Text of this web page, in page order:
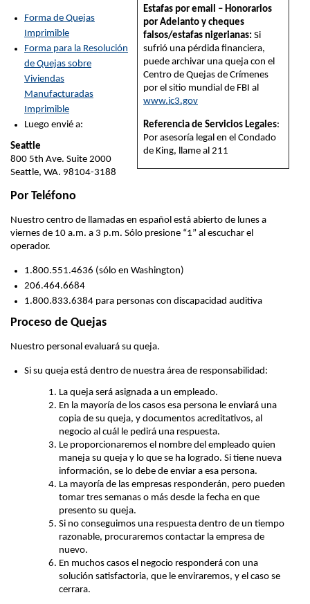
Estafas por email – Honorarios
por Adelanto y cheques
falsos/estafas nigerianas: Si
sufrió una pérdida financiera,
puede archivar una queja con el
Centro de Quejas de Crímenes
por el sitio mundial de FBI al
www.ic3.gov
Referencia de Servicios Legales:
Por asesoría legal en el Condado
de King, llame al 211
Forma de Quejas
Imprimible
Forma para la Resolución
de Quejas sobre
Viviendas
Manufacturadas
Imprimible
Luego envié a:
Seattle
800 5th Ave. Suite 2000
Seattle, WA. 98104-3188
Por Teléfono
Nuestro centro de llamadas en español está abierto de lunes a
viernes de 10 a.m. a 3 p.m. Sólo presione “1” al escuchar el
operador.
1.800.551.4636 (sólo en Washington)
206.464.6684
1.800.833.6384 para personas con discapacidad auditiva
Proceso de Quejas
Nuestro personal evaluará su queja.
Si su queja está dentro de nuestra área de responsabilidad:
La queja será asignada a un empleado.
En la mayoría de los casos esa persona le enviará una
copia de su queja, y documentos acreditativos, al
negocio al cuál le pedirá una respuesta.
Le proporcionaremos el nombre del empleado quien
maneja su queja y lo que se ha logrado. Si tiene nueva
información, se lo debe de enviar a esa persona.
La mayoría de las empresas responderán, pero pueden
tomar tres semanas o más desde la fecha en que
presento su queja.
Si no conseguimos una respuesta dentro de un tiempo
razonable, procuraremos contactar la empresa de
nuevo.
En muchos casos el negocio responderá con una
solución satisfactoria, que le enviraremos, y el caso se
cerrara.